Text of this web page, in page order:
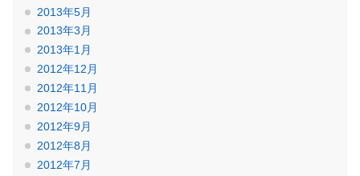
2013年5月
2013年3月
2013年1月
2012年12月
2012年11月
2012年10月
2012年9月
2012年8月
2012年7月